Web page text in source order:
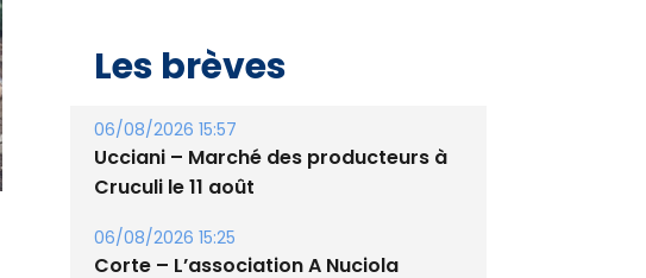
Les brèves
06/08/2026 15:57
Cruculi le 11 août